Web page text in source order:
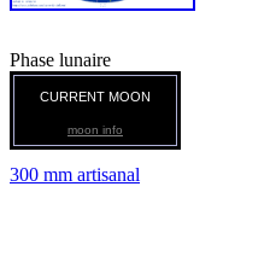
Phase lunaire
CURRENT MOON
moon info
300 mm artisanal